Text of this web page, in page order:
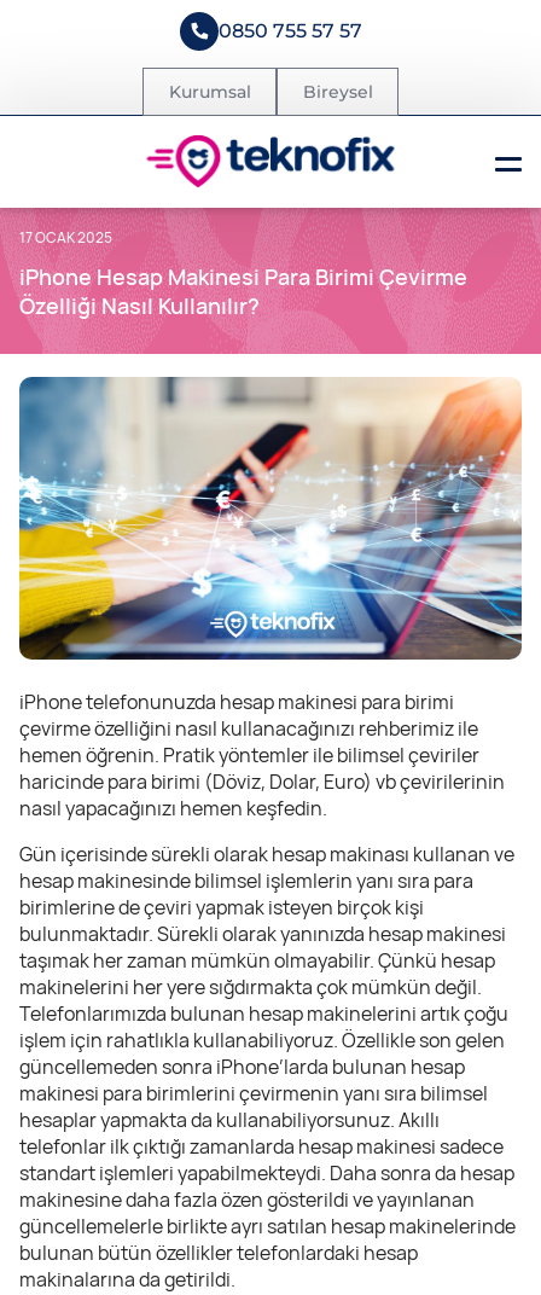
0850 755 57 57
Kurumsal Bireysel
17 OCAK 2025
iPhone Hesap Makinesi Para Birimi Çevirme
Özelliği Nasıl Kullanılır?
iPhone telefonunuzda hesap makinesi para birimi
çevirme özelliğini nasıl kullanacağınızı rehberimiz ile
hemen öğrenin. Pratik yöntemler ile bilimsel çeviriler
haricinde para birimi (Döviz, Dolar, Euro) vb çevirilerinin
nasıl yapacağınızı hemen keşfedin.
Gün içerisinde sürekli olarak hesap makinası kullanan ve
hesap makinesinde bilimsel işlemlerin yanı sıra para
birimlerine de çeviri yapmak isteyen birçok kişi
bulunmaktadır. Sürekli olarak yanınızda hesap makinesi
taşımak her zaman mümkün olmayabilir. Çünkü hesap
makinelerini her yere sığdırmakta çok mümkün değil.
Telefonlarımızda bulunan hesap makinelerini artık çoğu
işlem için rahatlıkla kullanabiliyoruz. Özellikle son gelen
güncellemeden sonra iPhone’larda bulunan hesap
makinesi para birimlerini çevirmenin yanı sıra bilimsel
hesaplar yapmakta da kullanabiliyorsunuz. Akıllı
telefonlar ilk çıktığı zamanlarda hesap makinesi sadece
standart işlemleri yapabilmekteydi. Daha sonra da hesap
makinesine daha fazla özen gösterildi ve yayınlanan
güncellemelerle birlikte ayrı satılan hesap makinelerinde
bulunan bütün özellikler telefonlardaki hesap
makinalarına da getirildi.